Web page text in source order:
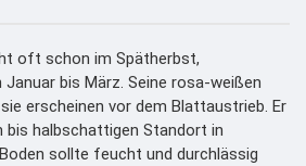
oft schon im Spätherbst,
bis März. Seine rosa-weißen
erscheinen vor dem Blattaustrieb. Er
bis halbschattigen Standort in
sollte feucht und durchlässig